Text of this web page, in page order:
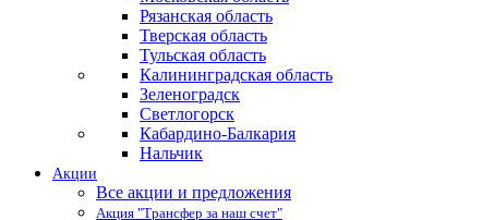
Рязанская область
Тверская область
Тульская область
Калининградская область
Зеленоградск
Светлогорск
Кабардино-Балкария
Нальчик
Акции
Все акции и предложения
Акция "Трансфер за наш счет"